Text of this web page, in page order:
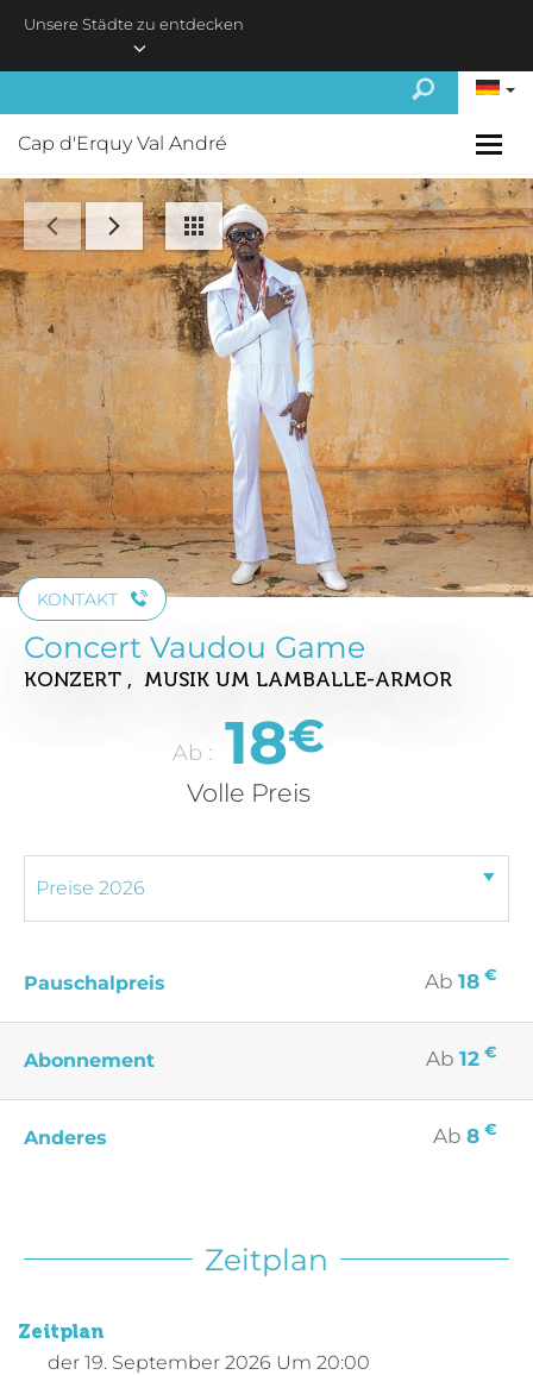
Unsere Städte zu entdecken
Cap d'Erquy Val André
KONTAKT
Concert Vaudou Game
KONZERT , MUSIK UM LAMBALLE-ARMOR
Ab : 18€
Volle Preis
Pauschalpreis Ab 18 €
Abonnement Ab 12 €
Anderes Ab 8 €
Zeitplan
Zeitplan
der 19. September 2026 Um 20:00